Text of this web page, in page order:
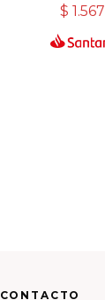
$ 1.567
CONTACTO